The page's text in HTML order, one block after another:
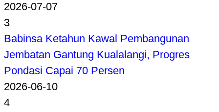
2026-07-07
3
Babinsa Ketahun Kawal Pembangunan
Jembatan Gantung Kualalangi, Progres
Pondasi Capai 70 Persen
2026-06-10
4